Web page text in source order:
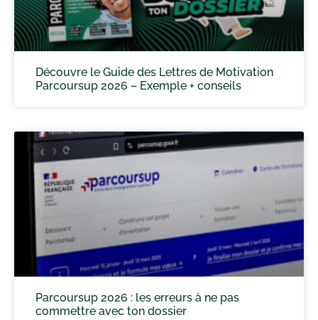
Découvre le Guide des Lettres de Motivation
Parcoursup 2026 – Exemple + conseils
Parcoursup 2026 : les erreurs à ne pas
commettre avec ton dossier